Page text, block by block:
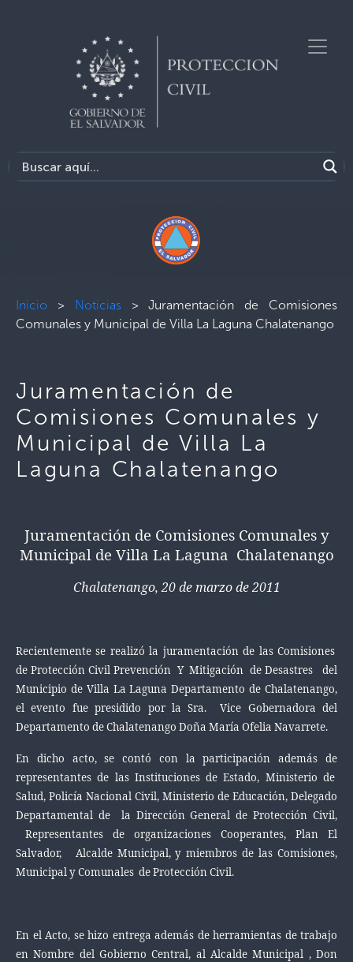
Inicio > Noticias>Juramentación de Comisiones
Comunales y Municipal de Villa La Laguna Chalatenango
Juramentación de
Comisiones Comunales y
Municipal de Villa La
Laguna Chalatenango
Juramentación de Comisiones Comunales y
Municipal de Villa La Laguna Chalatenango
Chalatenango, 20 de marzo de 2011
Recientemente se realizó la juramentación de las Comisiones
de Protección Civil Prevención Y Mitigación de Desastres del
Municipio de Villa La Laguna Departamento de Chalatenango,
el evento fue presidido por la Sra. Vice Gobernadora del
Departamento de Chalatenango Doña María Ofelia Navarrete.
En dicho acto, se contó con la participación además de
representantes de las Instituciones de Estado, Ministerio de
Salud, Policía Nacional Civil, Ministerio de Educación, Delegado
Departamental de la Dirección General de Protección Civil,
Representantes de organizaciones Cooperantes, Plan El
Salvador, Alcalde Municipal, y miembros de las Comisiones,
Municipal y Comunales de Protección Civil.
En el Acto, se hizo entrega además de herramientas de trabajo
en Nombre del Gobierno Central, al Alcalde Municipal , Don